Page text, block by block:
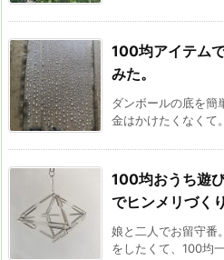
100均アイテム
みた。
ダンボールの底を簡
金はかけたくなくて
100均おうち遊
でヒンメリづく
娘と二人でお留守番
をしたくて、100均